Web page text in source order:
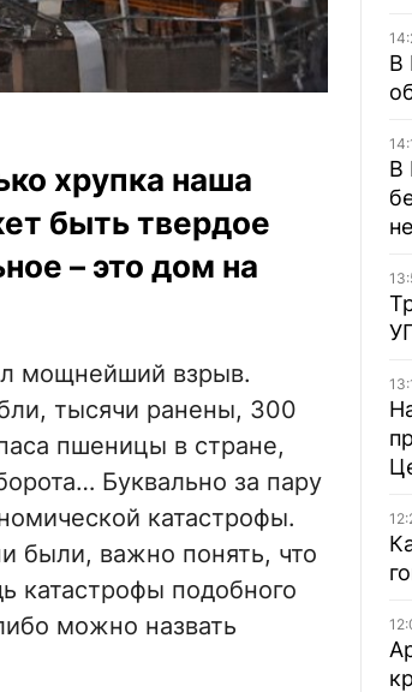
хрупка наша
быть твердое
– это дом на
мощнейший взрыв.
тысячи ранены, 300
пшеницы в стране,
Буквально за пару
катастрофы.
были, важно понять, что
катастрофы подобного
можно назвать
В
В